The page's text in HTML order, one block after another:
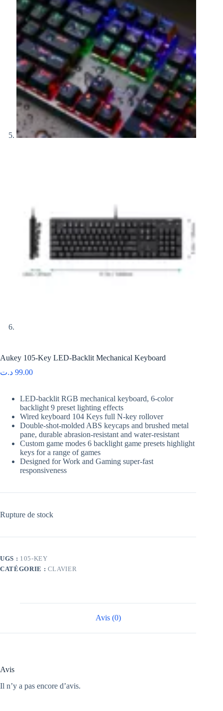
Aukey 105-Key LED-Backlit Mechanical Keyboard
99.00 د.ت
LED-backlit RGB mechanical keyboard, 6-color
backlight 9 preset lighting effects
Wired keyboard 104 Keys full N-key rollover
Double-shot-molded ABS keycaps and brushed metal
pane, durable abrasion-resistant and water-resistant
Custom game modes 6 backlight game presets highlight
keys for a range of games
Designed for Work and Gaming super-fast
responsiveness
Rupture de stock
UGS : 105-KEY
CATÉGORIE : CLAVIER
Avis (0)
Avis
Il n’y a pas encore d’avis.